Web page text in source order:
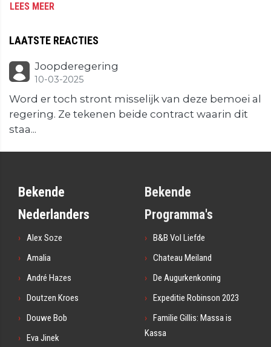
LEES MEER
LAATSTE REACTIES
Joopderegering
10-03-2025
Word er toch stront misselijk van deze bemoei al
regering. Ze tekenen beide contract waarin dit
staa...
Bekende
Nederlanders
Alex Soze
Amalia
André Hazes
Doutzen Kroes
Douwe Bob
Eva Jinek
Bekende
Programma's
B&B Vol Liefde
Chateau Meiland
De Augurkenkoning
Expeditie Robinson 2023
Familie Gillis: Massa is
Kassa